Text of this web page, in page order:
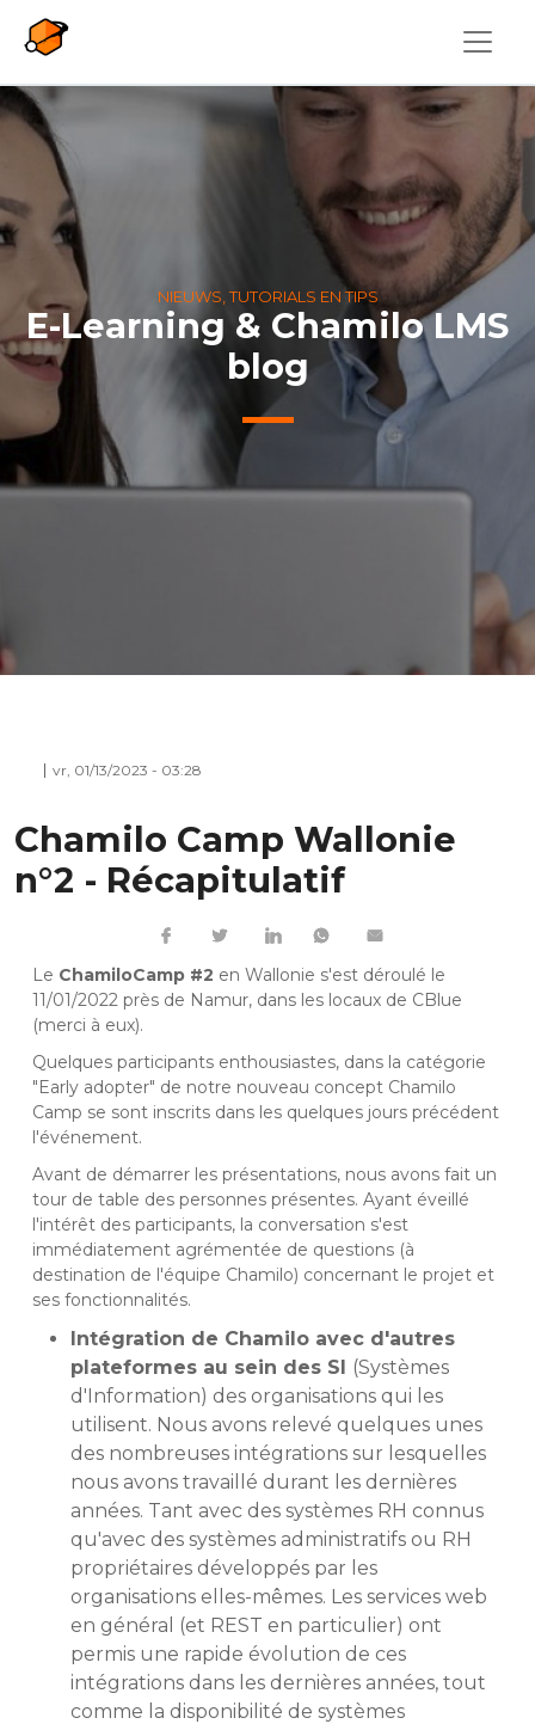
NIEUWS, TUTORIALS EN TIPS
E-Learning & Chamilo LMS
blog
vr, 01/13/2023 - 03:28
Chamilo Camp Wallonie
n°2 - Récapitulatif
Le ChamiloCamp #2 en Wallonie s'est déroulé le
11/01/2022 près de Namur, dans les locaux de CBlue
(merci à eux).
Quelques participants enthousiastes, dans la catégorie
"Early adopter" de notre nouveau concept Chamilo
Camp se sont inscrits dans les quelques jours précédent
l'événement.
Avant de démarrer les présentations, nous avons fait un
tour de table des personnes présentes. Ayant éveillé
l'intérêt des participants, la conversation s'est
immédiatement agrémentée de questions (à
destination de l'équipe Chamilo) concernant le projet et
ses fonctionnalités.
Intégration de Chamilo avec d'autres
plateformes au sein des SI (Systèmes
d'Information) des organisations qui les
utilisent. Nous avons relevé quelques unes
des nombreuses intégrations sur lesquelles
nous avons travaillé durant les dernières
années. Tant avec des systèmes RH connus
qu'avec des systèmes administratifs ou RH
propriétaires développés par les
organisations elles-mêmes. Les services web
en général (et REST en particulier) ont
permis une rapide évolution de ces
intégrations dans les dernières années, tout
comme la disponibilité de systèmes